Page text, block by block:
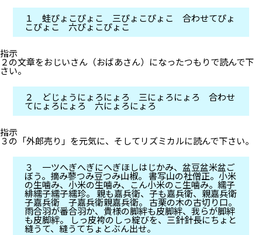
１ 蛙ぴょこぴょこ 三ぴょこぴょこ 合わせてぴょ
こぴょこ 六ぴょこぴょこ
指示
２の文章をおじいさん（おばあさん）になったつもりで読んで下
さい。
２ どじょうにょろにょろ 三にょろにょろ 合わせ
てにょろにょろ 六にょろにょろ
指示
３の「外郎売り」を元気に、そしてリズミカルに読んで下さい。
３ 一ツへぎへぎにへぎほしはじかみ、盆豆盆米盆ご
ぼう。摘み蓼つみ豆つみ山椒。 書写山の社僧正。小米
の生噛み、小米の生噛み、こん小米のこ生噛み。繻子
緋繻子繻子繻珍。 親も嘉兵衛、子も嘉兵衛、親嘉兵衛
子嘉兵衛 子嘉兵衛親嘉兵衛。 古栗の木の古切り口。
雨合羽が番合羽か、貴様の脚絆も皮脚絆、我らが脚絆
も皮脚絆。 しっ皮袴のしっ綻びを、三針針長にちょと
縫うて、縫うてちょとぶん出せ。